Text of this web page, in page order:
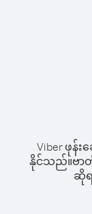
Viber ဖုန်
နိုင်သည်။ဗာ
ဆိုရ